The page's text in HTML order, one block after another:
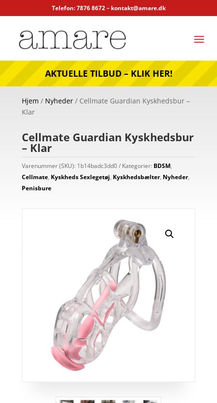
Telefon: 7876 8672 – kontakt@amare.dk
AKTUELLE TILBUD – KLIK HER!
Hjem / Nyheder/ Cellmate Guardian Kyskhedsbur –
Klar
Cellmate Guardian Kyskhedsbur
– Klar
Varenummer (SKU): 1b14badc3dd0 Kategorier: BDSM,
Cellmate, Kyskheds Sexlegetøj, Kyskhedsbælter, Nyheder,
Penisbure